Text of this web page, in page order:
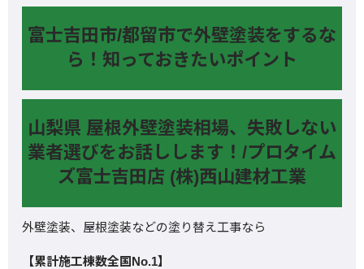
富士吉田市/都留市で外壁塗装をするな
ら！知っておきたいポイント
山梨県 屋根外壁塗装相場、失敗しない
業者選びをお話しします！/プロタイム
ズ富士吉田店 (株)西山建材工業
外壁塗装、屋根塗装などの塗り替え工事なら
【累計施工棟数全国No.1】